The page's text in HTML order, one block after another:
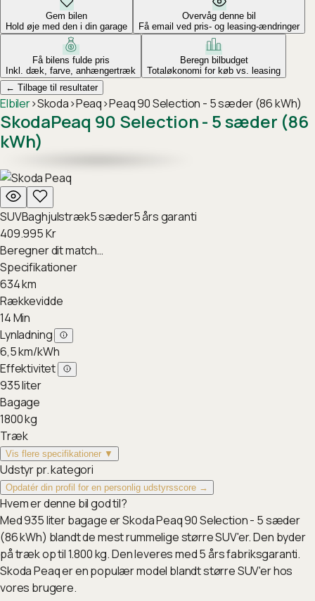
Gem bilen
Hold øje med den i din garage
Overvåg denne bil
Få email ved pris- og leasing-ændringer
Få bilens fulde pris
Inkl. dæk, farve, anhængertræk
Beregn bilbudget
Totaløkonomi for køb vs. leasing
← Tilbage til resultater
Elbiler›Skoda›Peaq›Peaq 90 Selection - 5 sæder (86 kWh)
SkodaPeaq 90 Selection - 5 sæder (86
kWh)
SUVBaghjulstræk5sæder5års garanti
409.995Kr
Beregner dit match…
Specifikationer
634km
Rækkevidde
14Min
Lynladning
6,5km/kWh
Effektivitet
935liter
Bagage
1800kg
Træk
Vis flere specifikationer ▼
Udstyr pr. kategori
Opdatér din profil for en personlig udstyrsscore →
Hvem er denne bil god til?
Med 935 liter bagage er Skoda Peaq 90 Selection - 5 sæder
(86 kWh) blandt de mest rummelige større SUV'er. Den byder
på træk op til 1.800 kg. Den leveres med 5 års fabriksgaranti.
Skoda Peaq er en populær model blandt større SUV'er hos
vores brugere.